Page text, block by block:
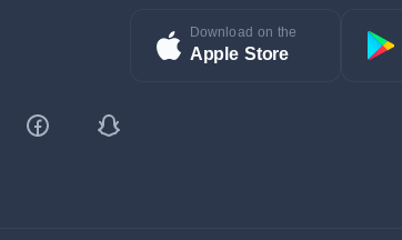
Download on the
Apple Store